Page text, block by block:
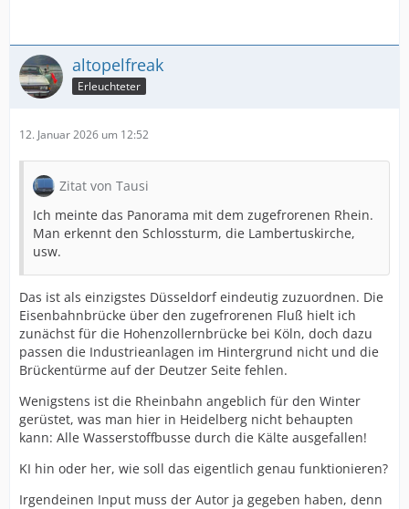
altopelfreak
Erleuchteter
12. Januar 2026 um 12:52
Zitat von Tausi
Ich meinte das Panorama mit dem zugefrorenen Rhein.
Man erkennt den Schlossturm, die Lambertuskirche,
usw.
Das ist als einzigstes Düsseldorf eindeutig zuzuordnen. Die
Eisenbahnbrücke über den zugefrorenen Fluß hielt ich
zunächst für die Hohenzollernbrücke bei Köln, doch dazu
passen die Industrieanlagen im Hintergrund nicht und die
Brückentürme auf der Deutzer Seite fehlen.
Wenigstens ist die Rheinbahn angeblich für den Winter
gerüstet, was man hier in Heidelberg nicht behaupten
kann: Alle Wasserstoffbusse durch die Kälte ausgefallen!
KI hin oder her, wie soll das eigentlich genau funktionieren?
Irgendeinen Input muss der Autor ja gegeben haben, denn